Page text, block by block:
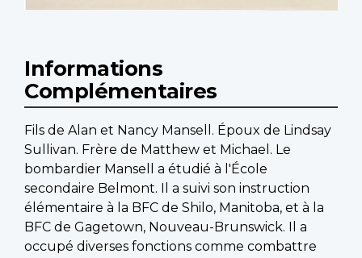
Informations
Complémentaires
Fils de Alan et Nancy Mansell. Époux de Lindsay
Sullivan. Frère de Matthew et Michael. Le
bombardier Mansell a étudié à l'École
secondaire Belmont. Il a suivi son instruction
élémentaire à la BFC de Shilo, Manitoba, et à la
BFC de Gagetown, Nouveau-Brunswick. Il a
occupé diverses fonctions comme combattre